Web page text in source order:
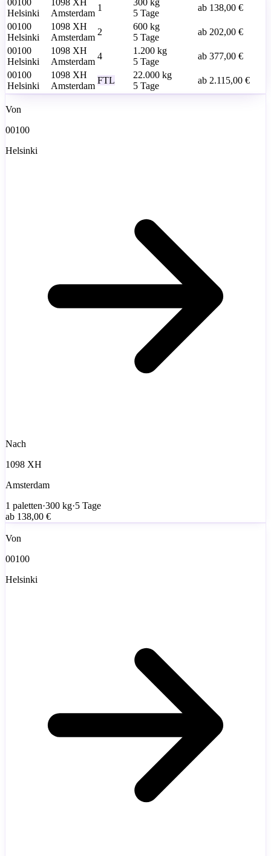
00100
Helsinki
1098 XH
Amsterdam
1
300 kg
5 Tage
ab 138,00 €
00100
Helsinki
1098 XH
Amsterdam
2
600 kg
5 Tage
ab 202,00 €
00100
Helsinki
1098 XH
Amsterdam
4
1.200 kg
5 Tage
ab 377,00 €
00100
Helsinki
1098 XH
Amsterdam
FTL
22.000 kg
5 Tage
ab 2.115,00 €
Von
00100
Helsinki
Nach
1098 XH
Amsterdam
1 paletten·300 kg·5 Tage
ab 138,00 €
Von
00100
Helsinki